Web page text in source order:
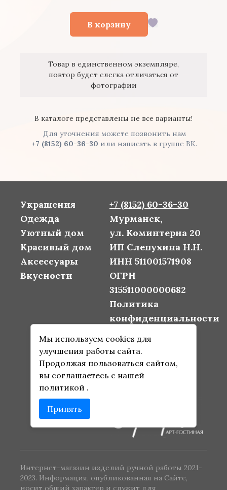
В корзину
Товар в единственном экземпляре,
повтор будет слегка отличаться от
фотографии
В каталоге представлены не все варианты!
Для уточнения можете позвонить нам
+7 (8152) 60-36-30 или написать в группе ВК.
Украшения
Одежда
Уютный дом
Красивый дом
Аксессуары
Вкусности
+7 (8152) 60-36-30
Мурманск,
ул. Коминтерна 20
ИП Слепухина Н.Н.
ИНН 511001571908
ОГРН
315511000000682
Политика
конфиденциальности
обработку
персональных
данных
Мы используем cookies для
улучшения работы сайта.
Продолжая пользоваться сайтом,
вы соглашаетесь с нашей
политикой .
Принять
Интернет-магазин изделий ручной работы 2021-
2023. Информация, опубликованная на Сайте,
носит общий характер и служит для